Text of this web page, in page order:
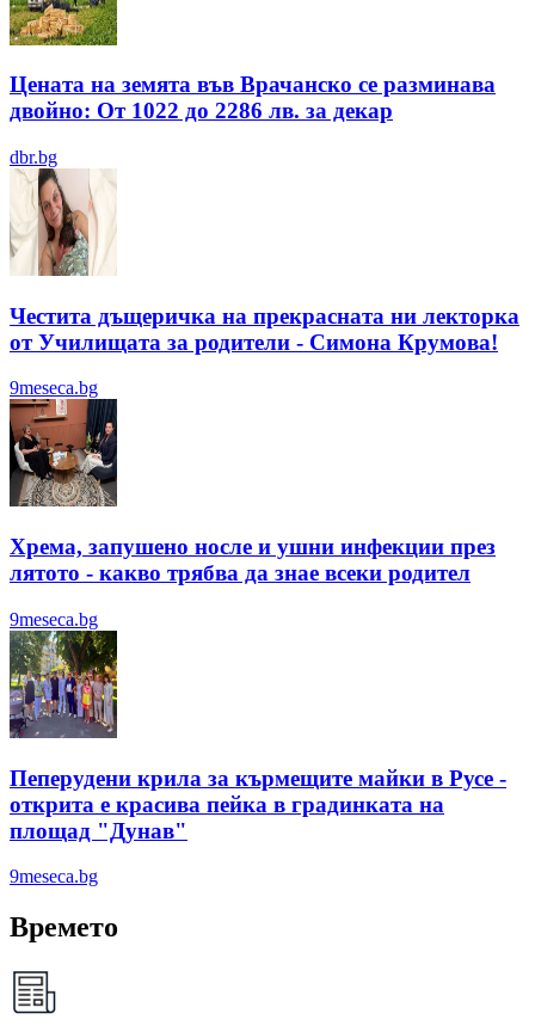
Цената на земята във Врачанско се разминава
двойно: От 1022 до 2286 лв. за декар
dbr.bg
Честита дъщеричка на прекрасната ни лекторка
от Училищата за родители - Симона Крумова!
9meseca.bg
Хрема, запушено носле и ушни инфекции през
лятотo - какво трябва да знае всеки родител
9meseca.bg
Пеперудени крила за кърмещите майки в Русе -
открита е красива пейка в градинката на
площад "Дунав"
9meseca.bg
Времето